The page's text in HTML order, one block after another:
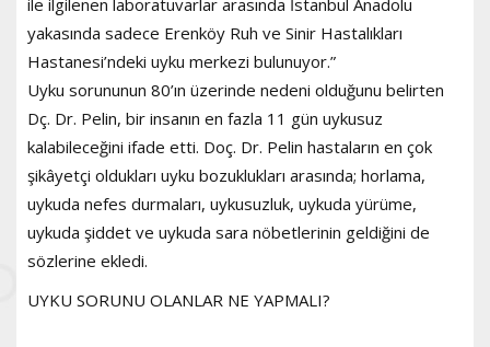
yakasında sadece Erenköy Ruh ve Sinir Hastalıkları
Hastanesi’ndeki uyku merkezi bulunuyor.”
Uyku sorununun 80’ın üzerinde nedeni olduğunu belirten
Dç. Dr. Pelin, bir insanın en fazla 11 gün uykusuz
kalabileceğini ifade etti. Doç. Dr. Pelin hastaların en çok
şikâyetçi oldukları uyku bozuklukları arasında; horlama,
uykuda nefes durmaları, uykusuzluk, uykuda yürüme,
uykuda şiddet ve uykuda sara nöbetlerinin geldiğini de
sözlerine ekledi.
UYKU SORUNU OLANLAR NE YAPMALI?